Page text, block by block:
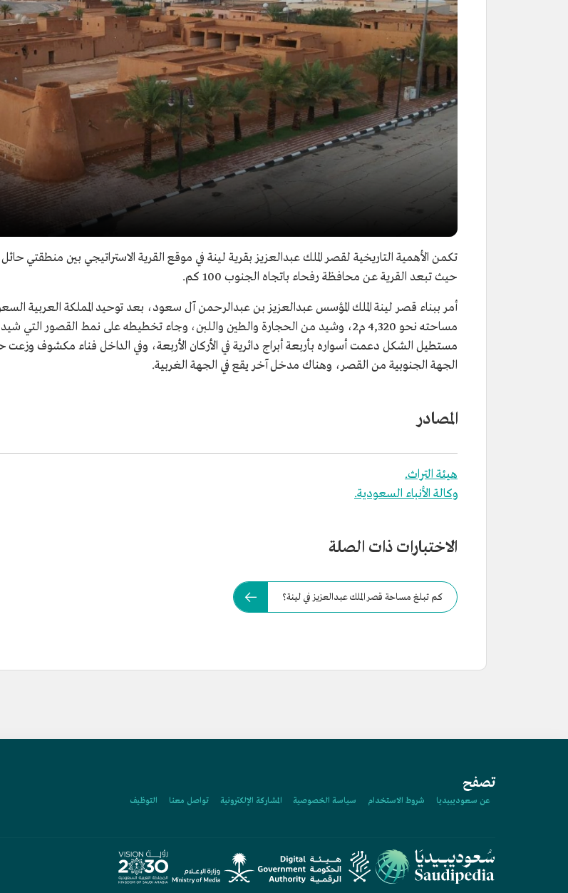
تكمن الأهمية التاريخية لقصر الملك عبدالعزيز بقرية لينة في موقع القرية الاستراتيجي بين منطقتي
حيث تبعد القرية عن محافظة رفحاء باتجاه الجنوب 100 كم.
مساحته نحو 4,320 م2، وشيد من الحجارة والطين واللبن، وجاء تخطيطه على نمط القصور
مستطيل الشكل دعمت أسواره بأربعة أبراج دائرية في الأركان الأربعة، وفي الداخل فناء مكشوف
الجهة الجنوبية من القصر، وهناك مدخل آخر يقع في الجهة الغربية.
المصادر
هيئة التراث.
وكالة الأنباء السعودية.
الاختبارات ذات الصلة
كم تبلغ مساحة قصر الملك عبدالعزيز في لينة؟
تصفح
عن سعوديبيديا شروط الاستخدام سياسة الخصوصية المشاركة الإلكترونية تواصل معنا التوظيف